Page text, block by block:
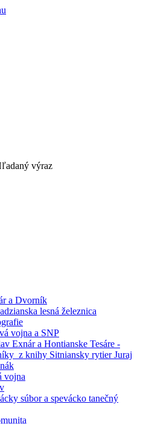
výraz
a Dvorník
lesná železnica
vojna a SNP
Exnár a Hontianske Tesáre -
z knihy Sitniansky rytier Juraj
vojna
súbor a spevácko tanečný